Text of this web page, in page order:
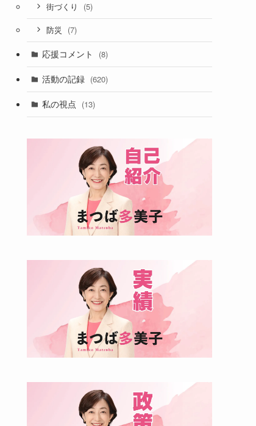
街づくり (5)
防災 (7)
応援コメント (8)
活動の記録 (620)
私の視点 (13)